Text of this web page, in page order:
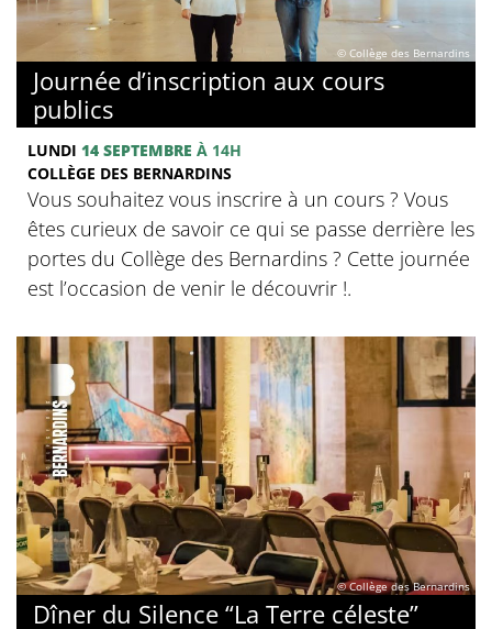
© Collège des Bernardins
Journée d’inscription aux cours
publics
LUNDI 14 SEPTEMBRE À 14H
COLLÈGE DES BERNARDINS
Vous souhaitez vous inscrire à un cours ? Vous
êtes curieux de savoir ce qui se passe derrière les
portes du Collège des Bernardins ? Cette journée
est l’occasion de venir le découvrir !.
© Collège des Bernardins
Dîner du Silence “La Terre céleste”